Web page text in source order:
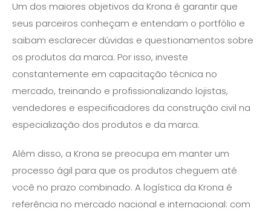
Um dos maiores objetivos da Krona é garantir que
seus parceiros conheçam e entendam o portfólio e
saibam esclarecer dúvidas e questionamentos sobre
os produtos da marca. Por isso, investe
constantemente em capacitação técnica no
mercado, treinando e profissionalizando lojistas,
vendedores e especificadores da construção civil na
especialização dos produtos e da marca.
Além disso, a Krona se preocupa em manter um
processo ágil para que os produtos cheguem até
você no prazo combinado. A logística da Krona é
referência no mercado nacional e internacional: com